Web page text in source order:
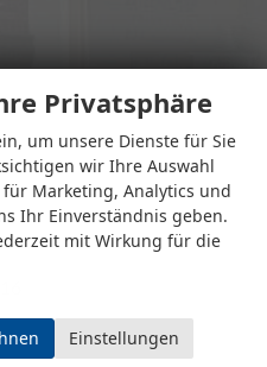
Privatsphäre
um unsere Dienste für Sie
wir Ihre Auswahl
Marketing, Analytics und
Ihr Einverständnis geben.
mit Wirkung für die
Einstellungen